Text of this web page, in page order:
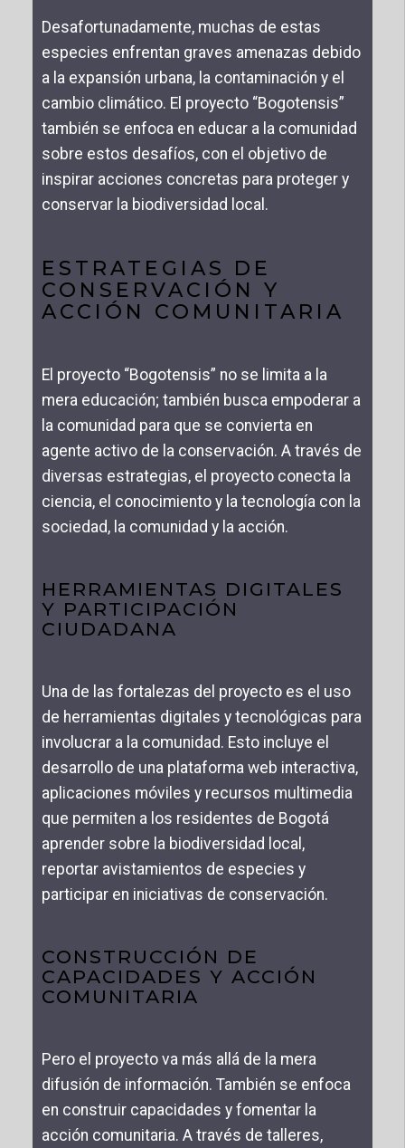
Desafortunadamente, muchas de estas
especies enfrentan graves amenazas debido
a la expansión urbana, la contaminación y el
cambio climático. El proyecto “Bogotensis”
también se enfoca en educar a la comunidad
sobre estos desafíos, con el objetivo de
inspirar acciones concretas para proteger y
conservar la biodiversidad local.
ESTRATEGIAS DE
CONSERVACIÓN Y
ACCIÓN COMUNITARIA
El proyecto “Bogotensis” no se limita a la
mera educación; también busca empoderar a
la comunidad para que se convierta en
agente activo de la conservación. A través de
diversas estrategias, el proyecto conecta la
ciencia, el conocimiento y la tecnología con la
sociedad, la comunidad y la acción.
HERRAMIENTAS DIGITALES
Y PARTICIPACIÓN
CIUDADANA
Una de las fortalezas del proyecto es el uso
de herramientas digitales y tecnológicas para
involucrar a la comunidad. Esto incluye el
desarrollo de una plataforma web interactiva,
aplicaciones móviles y recursos multimedia
que permiten a los residentes de Bogotá
aprender sobre la biodiversidad local,
reportar avistamientos de especies y
participar en iniciativas de conservación.
CONSTRUCCIÓN DE
CAPACIDADES Y ACCIÓN
COMUNITARIA
Pero el proyecto va más allá de la mera
difusión de información. También se enfoca
en construir capacidades y fomentar la
acción comunitaria. A través de talleres,